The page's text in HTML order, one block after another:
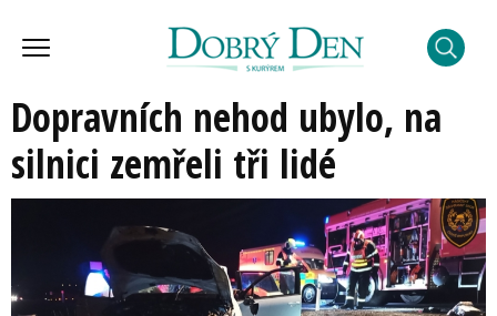
Dopravních nehod ubylo, na
silnici zemřeli tři lidé